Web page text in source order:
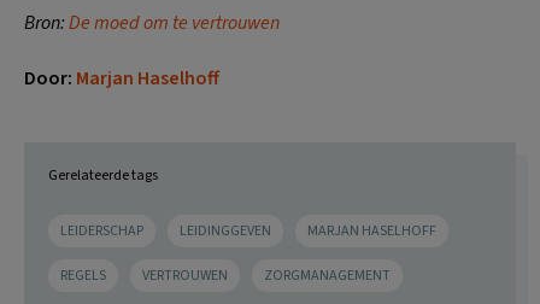
Bron:De moed om te vertrouwen
Door: Marjan Haselhoff
Gerelateerde tags
LEIDERSCHAP LEIDINGGEVEN MARJAN HASELHOFF
REGELS VERTROUWEN ZORGMANAGEMENT